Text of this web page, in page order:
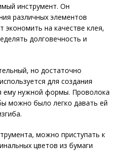
инструмент. Он
различных элементов
экономить на качестве клея,
долговечность и
но достаточно
для создания
ему нужной формы. Проволока
можно было легко давать ей
можно приступать к
цветов из бумаги